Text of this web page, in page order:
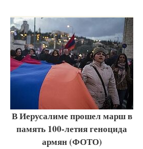
В Иерусалиме прошел марш в
память 100-летия геноцида
армян (ФОТО)